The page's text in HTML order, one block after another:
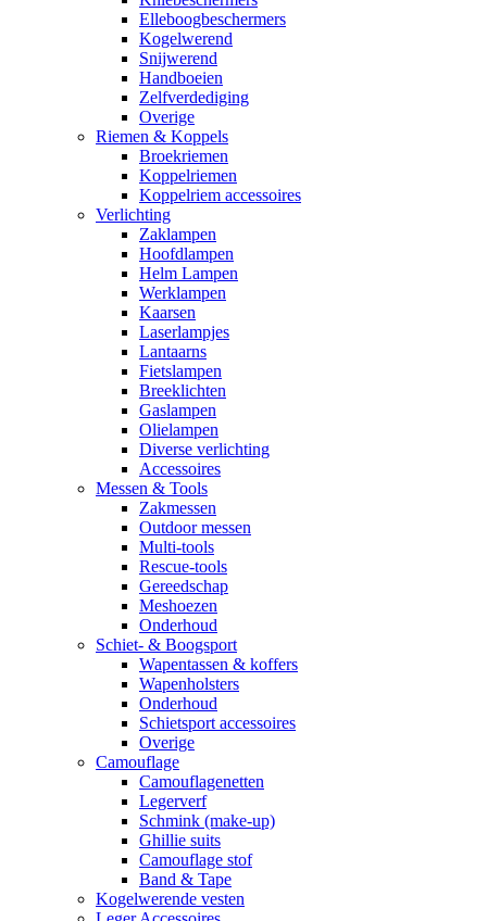
Elleboogbeschermers
Kogelwerend
Snijwerend
Handboeien
Zelfverdediging
Overige
Riemen & Koppels
Broekriemen
Koppelriemen
Koppelriem accessoires
Verlichting
Zaklampen
Hoofdlampen
Helm Lampen
Werklampen
Kaarsen
Laserlampjes
Lantaarns
Fietslampen
Breeklichten
Gaslampen
Olielampen
Diverse verlichting
Accessoires
Messen & Tools
Zakmessen
Outdoor messen
Multi-tools
Rescue-tools
Gereedschap
Meshoezen
Onderhoud
Schiet- & Boogsport
Wapentassen & koffers
Wapenholsters
Onderhoud
Schietsport accessoires
Overige
Camouflage
Camouflagenetten
Legerverf
Schmink (make-up)
Ghillie suits
Camouflage stof
Band & Tape
Kogelwerende vesten